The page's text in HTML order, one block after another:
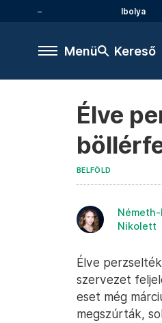
Ibolya
Menü Kereső
Élve
BELFÖLD
Nikolett
Élve
szervezet
eset még
megszúrták,